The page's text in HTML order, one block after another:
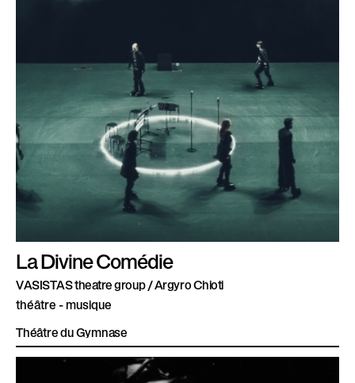
La Divine Comédie
VASISTAS theatre group / Argyro Chioti
théâtre - musique
Théâtre du Gymnase